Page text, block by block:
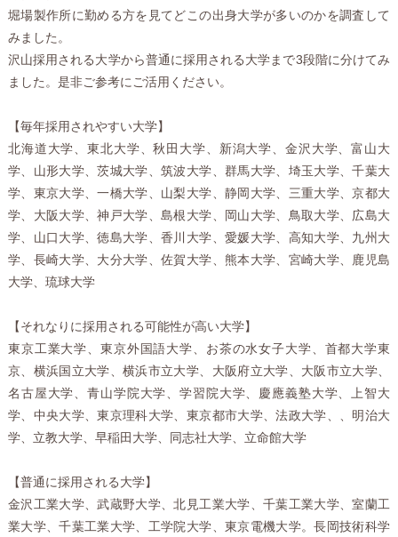
堀場製作所に勤める方を見てどこの出身大学が多いのかを調査して
みました。
沢山採用される大学から普通に採用される大学まで3段階に分けてみ
ました。是非ご参考にご活用ください。
【毎年採用されやすい大学】
北海道大学、東北大学、秋田大学、新潟大学、金沢大学、富山大
学、山形大学、茨城大学、筑波大学、群馬大学、埼玉大学、千葉大
学、東京大学、一橋大学、山梨大学、静岡大学、三重大学、京都大
学、大阪大学、神戸大学、島根大学、岡山大学、鳥取大学、広島大
学、山口大学、徳島大学、香川大学、愛媛大学、高知大学、九州大
学、長崎大学、大分大学、佐賀大学、熊本大学、宮崎大学、鹿児島
大学、琉球大学
【それなりに採用される可能性が高い大学】
東京工業大学、東京外国語大学、お茶の水女子大学、首都大学東
京、横浜国立大学、横浜市立大学、大阪府立大学、大阪市立大学、
名古屋大学、青山学院大学、学習院大学、慶應義塾大学、上智大
学、中央大学、東京理科大学、東京都市大学、法政大学、、明治大
学、立教大学、早稲田大学、同志社大学、立命館大学
【普通に採用される大学】
金沢工業大学、武蔵野大学、北見工業大学、千葉工業大学、室蘭工
業大学、千葉工業大学、工学院大学、東京電機大学。長岡技術科学